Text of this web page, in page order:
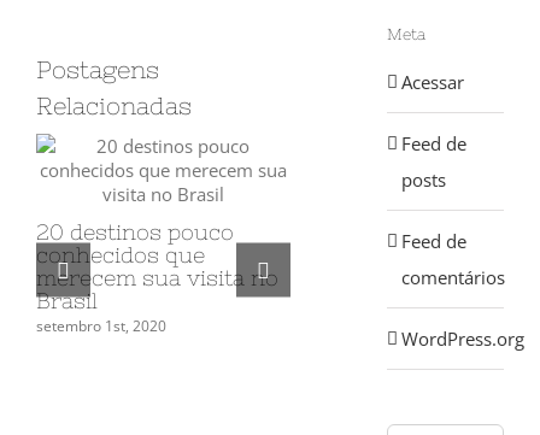
Postagens
Relacionadas
20 destinos pouco
conhecidos que
merecem sua visita no
Brasil
setembro 1st, 2020
Férias para tirar ainda
em 2020? 8 sugestões
de viagens e
(mesmo em uma
pandemia)
Meta
Acessar
Feed de
posts
Feed de
comentários
WordPress.org